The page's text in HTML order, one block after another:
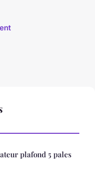
plafond 5 pales